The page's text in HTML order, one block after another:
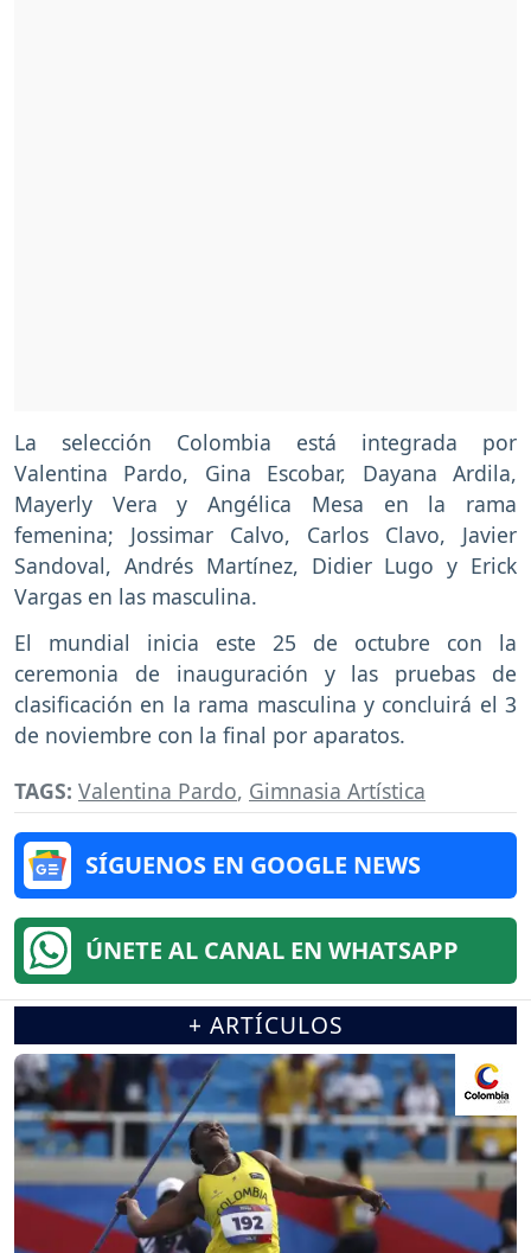
La selección Colombia está integrada por
Valentina Pardo, Gina Escobar, Dayana Ardila,
Mayerly Vera y Angélica Mesa en la rama
femenina; Jossimar Calvo, Carlos Clavo, Javier
Sandoval, Andrés Martínez, Didier Lugo y Erick
Vargas en las masculina.
El mundial inicia este 25 de octubre con la
ceremonia de inauguración y las pruebas de
clasificación en la rama masculina y concluirá el 3
de noviembre con la final por aparatos.
TAGS: Valentina Pardo, Gimnasia Artística
SÍGUENOS EN GOOGLE NEWS
ÚNETE AL CANAL EN WHATSAPP
+ ARTÍCULOS